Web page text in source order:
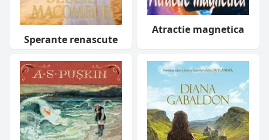
Sperante renascute
Atractie magnetica